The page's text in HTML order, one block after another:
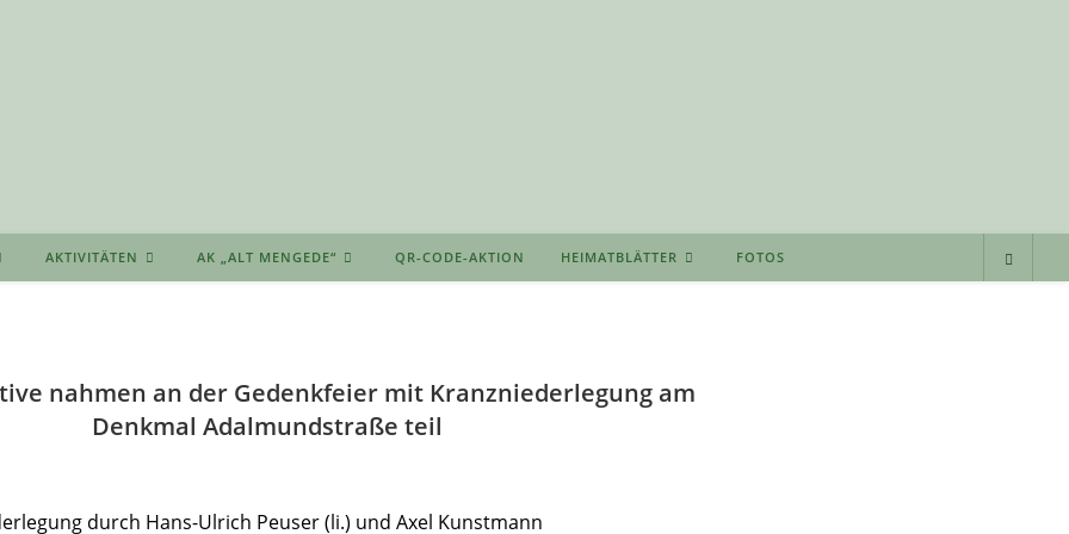
AKTIVITÄTEN AK „ALT MENGEDE“ QR-CODE-AKTION HEIMATBLÄTTER FOTOS
nahmen an der Gedenkfeier mit Kranzniederlegung am
Denkmal Adalmundstraße teil
durch Hans-Ulrich Peuser (li.) und Axel Kunstmann